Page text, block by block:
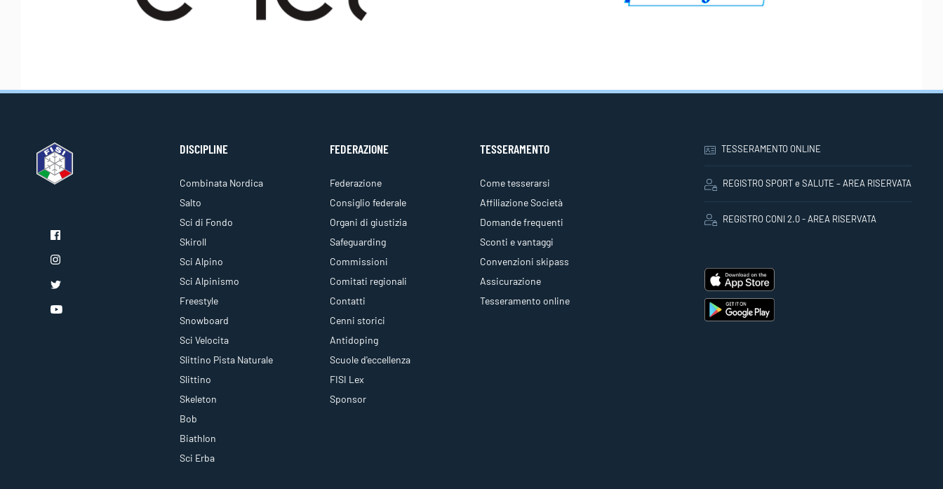
DISCIPLINE
Combinata Nordica
Salto
Sci di Fondo
Skiroll
Sci Alpino
Sci Alpinismo
Freestyle
Snowboard
Sci Velocita
Slittino Pista Naturale
Slittino
Skeleton
Bob
Biathlon
Sci Erba
FEDERAZIONE
Federazione
Consiglio federale
Organi di giustizia
Safeguarding
Commissioni
Comitati regionali
Contatti
Cenni storici
Antidoping
Scuole d'eccellenza
FISI Lex
Sponsor
TESSERAMENTO
Come tesserarsi
Affiliazione Società
Domande frequenti
Sconti e vantaggi
Convenzioni skipass
Assicurazione
Tesseramento online
TESSERAMENTO ONLINE
REGISTRO SPORT e SALUTE – AREA RISERVATA
REGISTRO CONI 2.0 - AREA RISERVATA